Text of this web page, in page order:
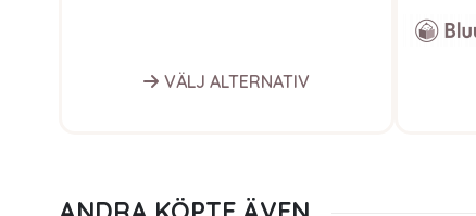
VÄLJ ALTERNATIV